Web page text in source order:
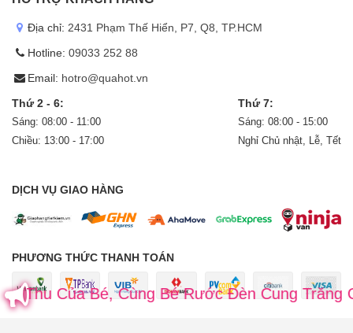
Địa chỉ: 2431 Phạm Thế Hiển, P7, Q8, TP.HCM
Hotline: 09033 252 88
Email: hotro@quahot.vn
Thứ 2 - 6:
Sáng: 08:00 - 11:00
Chiều: 13:00 - 17:00
Thứ 7:
Sáng: 08:00 - 15:00
Nghỉ Chủ nhật, Lễ, Tết
DỊCH VỤ GIAO HÀNG
PHƯƠNG THỨC THANH TOÁN
Bé, Cùng Bé Rước Đèn Cung Trăng Cùng